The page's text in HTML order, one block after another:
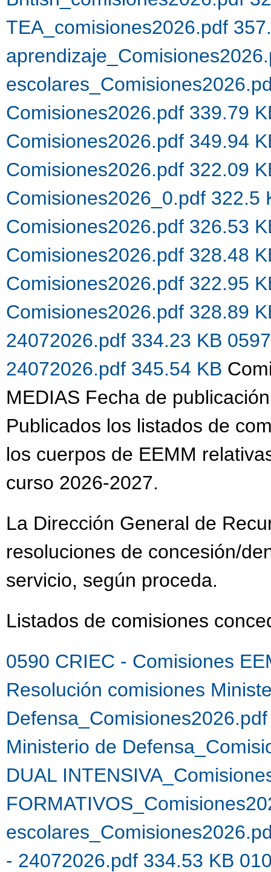
TEA_comisiones2026.pdf
Comisiones2026.pdf 339.79
Comisiones2026.pdf 349.94
Comisiones2026.pdf 322.09
Comisiones2026_0.pdf 322.5
Comisiones2026.pdf 326.53
Comisiones2026.pdf 328.48
Comisiones2026.pdf 322.95
Comisiones2026.pdf 328.89
24072026.pdf 334.23 KB
24072026.pdf 345.54 KB
MEDIAS Fecha de
Publicados los listados de
los cuerpos de EEMM
curso 2026-2027.
La Dirección General de
resoluciones de concesión/
servicio, según proceda.
Listados de comisiones
0590 CRIEC - Comisiones
Resolución comisiones
Ministerio de
DUAL
- 24072026.pdf 334.53 KB